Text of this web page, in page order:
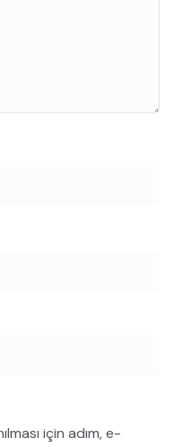
için adım, e-